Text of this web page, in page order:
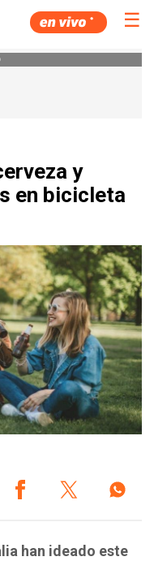
☰
y
en bicicleta
han ideado este